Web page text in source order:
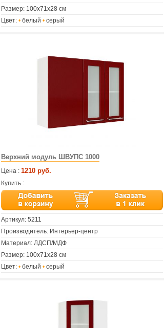
Размер: 100х71х28 см
Цвет: • белый • серый
Верхний модуль ШВУПС 1000
Цена : 1210 руб.
Купить :
Артикул: 5211
Производитель: Интерьер-центр
Материал: ЛДСП/МДФ
Размер: 100х71х28 см
Цвет: • белый • серый